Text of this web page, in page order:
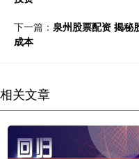
下一篇： 泉州股票配资 揭秘
成本
相关文章